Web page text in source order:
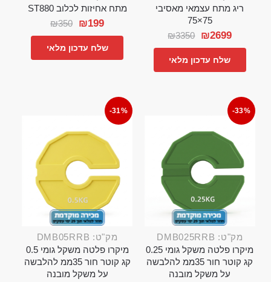
ריג מתח עצמאי מאסיבי
75×75
₪3350 ₪2699
שלח עדכון מלאי
מתח אחיזות לכלוב ST880
₪350 ₪199
שלח עדכון מלאי
-33%
מק"ט: DMB025RRB
מיקרו פלטה משקל גומי 0.25
קג קוטר חור 35ממ להלבשה
על משקל מובנה
-31%
מק"ט: DMB05RRB
מיקרו פלטה משקל גומי 0.5
קג קוטר חור 35ממ להלבשה
על משקל מובנה